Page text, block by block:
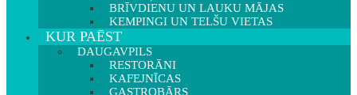
BRĪVDIENU UN LAUKU MĀJAS
KEMPINGI UN TELŠU VIETAS
KUR PAĒST
DAUGAVPILS
RESTORĀNI
KAFEJNĪCAS
GASTROBĀRS